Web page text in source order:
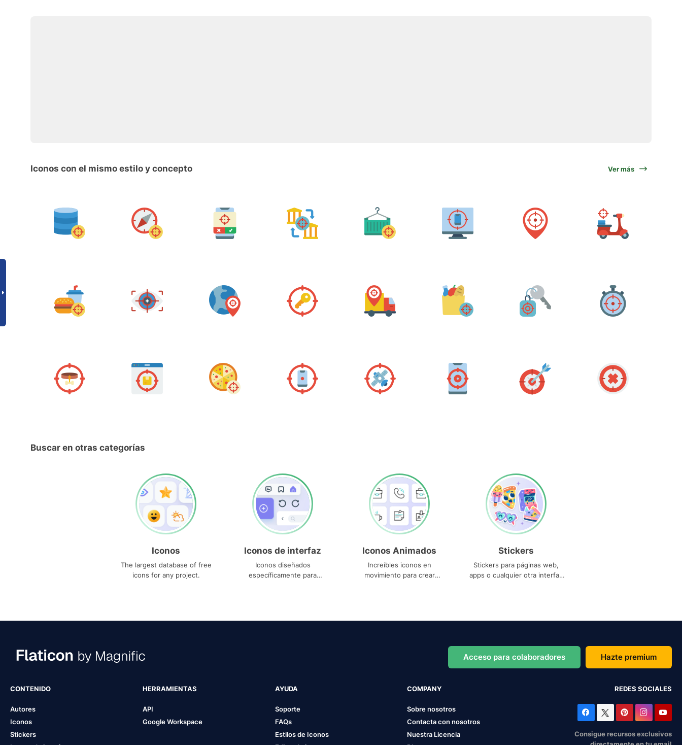
Iconos con el mismo estilo y concepto Ver más
Buscar en otras categorías
Iconos
The largest database of free
icons for any project.
Iconos de interfaz
Iconos diseñados
específicamente para
Iconos Animados
Increíbles iconos en
movimiento para crear
Stickers
Stickers para páginas web,
apps o cualquier otra interfaz
Acceso para colaboradores Hazte premium
CONTENIDO
Autores
Iconos
Stickers
HERRAMIENTAS
API
Google Workspace
AYUDA
Soporte
FAQs
Estilos de Iconos
COMPANY
Sobre nosotros
Contacta con nosotros
Nuestra Licencia
REDES SOCIALES
Consigue recursos exclusivos